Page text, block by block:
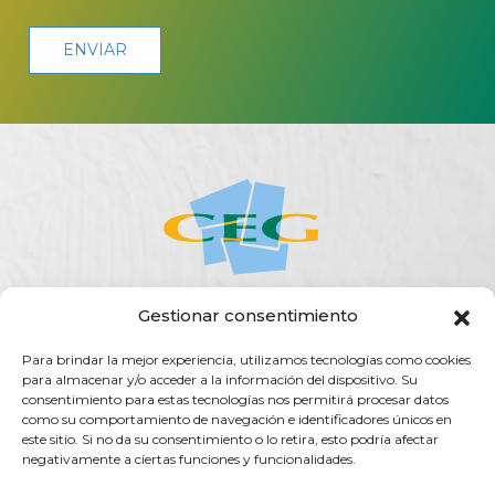
Gestionar consentimiento
Para brindar la mejor experiencia, utilizamos tecnologías como cookies
para almacenar y/o acceder a la información del dispositivo. Su
consentimiento para estas tecnologías nos permitirá procesar datos
como su comportamiento de navegación e identificadores únicos en
este sitio. Si no da su consentimiento o lo retira, esto podría afectar
negativamente a ciertas funciones y funcionalidades.
SERVICIOS
TRANSPARENCIA CONTACTO
Rúa do Vilar, 54 - 15705
Santiago de Compostela (España)
info@ceg.es